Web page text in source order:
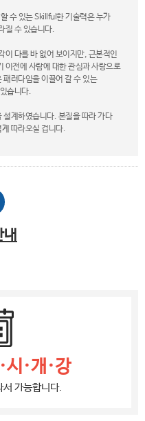
수 있는 Skillful한 기술력은 누가
질 수 있습니다.
이 다를 바 없어 보이지만, 근본적인
이전에 사람에 대한 관심과 사랑으로
러다임을 이끌어 갈 수 있는
습니다.
계하였습니다. 본질을 따라 가다
따라오실 겁니다.
시·개·강
가능합니다.